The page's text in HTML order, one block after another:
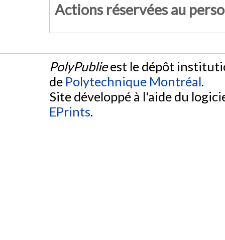
Actions réservées au
PolyPublieest le dépôt
de Polytechnique Montréal.
Site développé à l'aide du
EPrints.